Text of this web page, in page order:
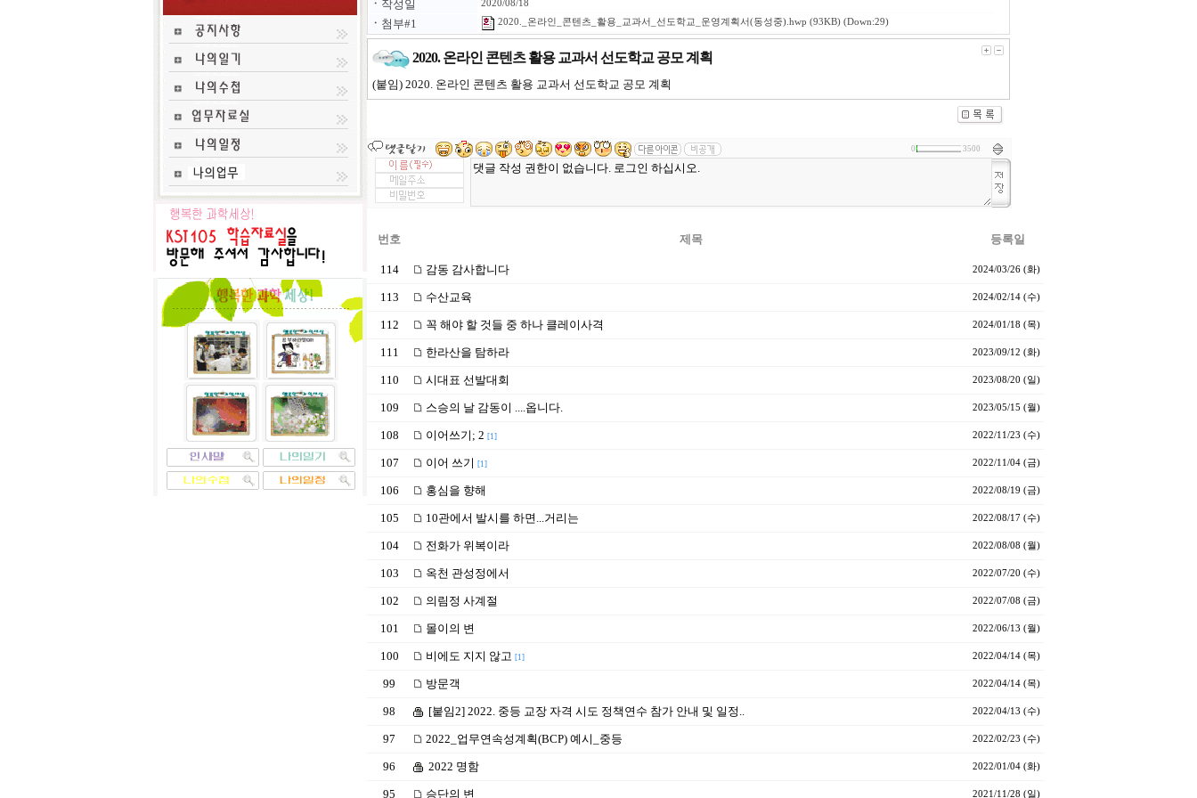
ㆍ 작성일 2020/08/18
ㆍ 첨부#1 2020._온라인_콘텐츠_활용_교과서_선도학교_운영계획서(동성중).hwp (93KB) (Down:29)
2020. 온라인 콘텐츠 활용 교과서 선도학교 공모 계획
(붙임) 2020. 온라인 콘텐츠 활용 교과서 선도학교 공모 계획
0 3500
번호 제목 등록일
114 감동 감사합니다 2024/03/26 (화)
113 수산교육 2024/02/14 (수)
112 꼭 해야 할 것들 중 하나 클레이사격 2024/01/18 (목)
111 한라산을 탐하라 2023/09/12 (화)
110 시대표 선발대회 2023/08/20 (일)
109 스승의 날 감동이 ....옵니다. 2023/05/15 (월)
108 이어쓰기; 2 [1] 2022/11/23 (수)
107 이어 쓰기 [1] 2022/11/04 (금)
106 홍심을 향해 2022/08/19 (금)
105 10관에서 발시를 하면...거리는 2022/08/17 (수)
104 전화가 위복이라 2022/08/08 (월)
103 옥천 관성정에서 2022/07/20 (수)
102 의림정 사계절 2022/07/08 (금)
101 몰이의 변 2022/06/13 (월)
100 비에도 지지 않고 [1] 2022/04/14 (목)
99 방문객 2022/04/14 (목)
98 [붙임2] 2022. 중등 교장 자격 시도 정책연수 참가 안내 및 일정.. 2022/04/13 (수)
97 2022_업무연속성계획(BCP) 예시_중등 2022/02/23 (수)
96 2022 명함 2022/01/04 (화)
95 승단의 변 2021/11/28 (일)